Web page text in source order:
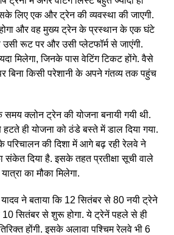
लिए एक और ट्रेन की व्यवस्था की जाएगी.
और वह मुख्‍य ट्रेन के प्रस्थान के एक घंटे
उसी रूट पर और उसी प्‍लेटफॉर्म से जाएंगी.
मिलेगा, जिनके पास वेटिंग टिकट होंगे. वैसे
बिना किसी परेशानी के अपने गंतव्य तक पहुंच
क्लोन ट्रेन की योजना बनायी गयी थी.
ही योजना को ठंडे बस्ते में डाल दिया गया.
परिचालन की दिशा में आगे बढ़ रही रेलवे ने
दिया है. इसके तहत प्रतीक्षा सूची वाले
का मौका मिलेगा.
ने बताया कि 12 सितंबर से 80 नयी ट्रेने
सितंबर से शुरू होगा. ये ट्रेनें पहले से ही
होंगी. इसके अलावा पश्चिम रेलवे भी 6